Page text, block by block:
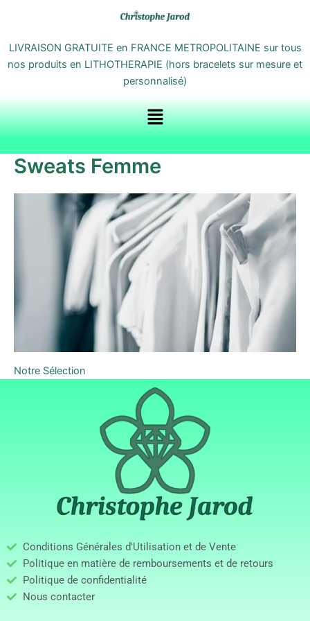
contenu
LIVRAISON GRATUITE en FRANCE METROPOLITAINE sur tous
nos produits en LITHOTHERAPIE (hors bracelets sur mesure et
personnalisé)
Menu
Sweats Femme
Notre Sélection
Conditions Générales d'Utilisation et de Vente
Politique en matière de remboursements et de retours
Politique de confidentialité
Nous contacter